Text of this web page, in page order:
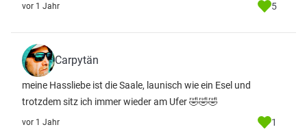
vor 1 Jahr 5
Carpytän
meine Hassliebe ist die Saale, launisch wie ein Esel und
trotzdem sitz ich immer wieder am Ufer 🤣🤣🤣
vor 1 Jahr 1